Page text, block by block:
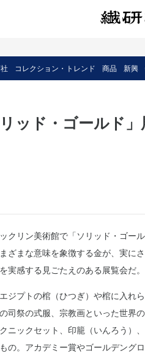
コレクション・トレンド 商品 新興
ッド・ゴールド
クリン美術館で「ソリッド・ゴー
ざまな意味を象徴する金が、実に
実感する見ごたえのある展覧会だ。
ジプトの棺（ひつぎ）や棺に入れ
司祭の式服、宗教画といった世界
ニックセット、印籠（いんろう）
の。アカデミー賞やゴールデング